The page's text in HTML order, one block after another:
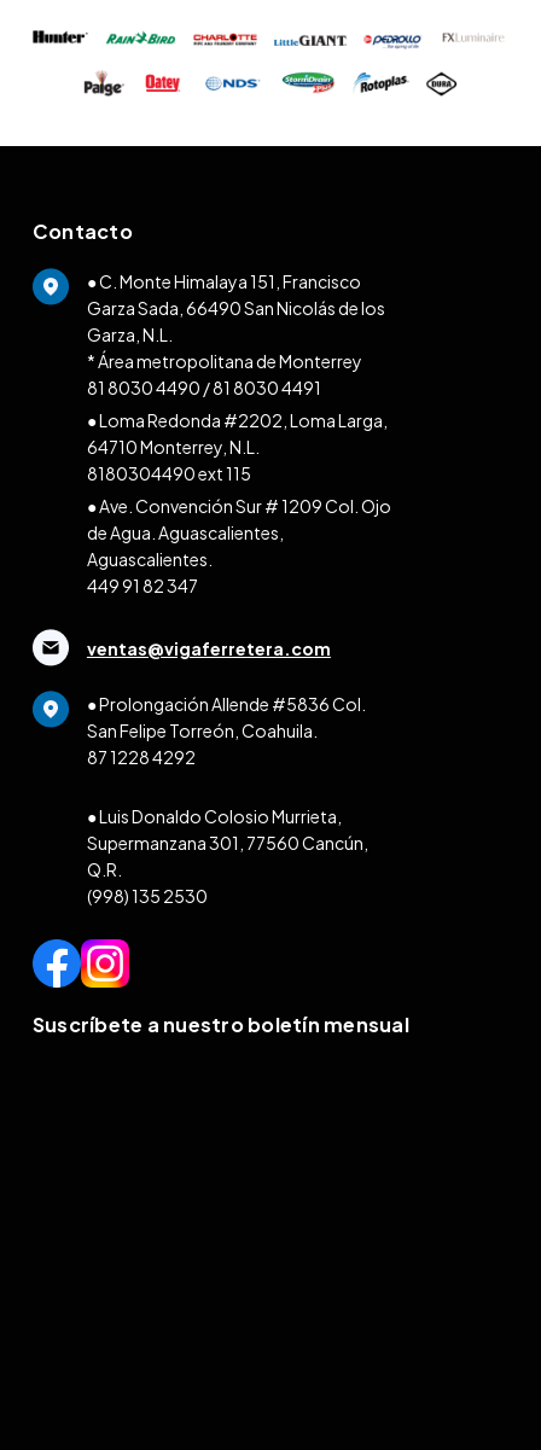
Contacto
● C. Monte Himalaya 151, Francisco
Garza Sada, 66490 San Nicolás de los
Garza, N.L.
* Área metropolitana de Monterrey
81 8030 4490 /81 8030 4491
● Loma Redonda #2202, Loma Larga,
64710 Monterrey, N.L.
8180304490 ext 115
● Ave. Convención Sur # 1209 Col. Ojo
de Agua. Aguascalientes,
Aguascalientes.
449 91 82 347
ventas@vigaferretera.com
● Prolongación Allende #5836 Col.
San Felipe Torreón, Coahuila.
87 1228 4292
● Luis Donaldo Colosio Murrieta,
Supermanzana 301, 77560 Cancún,
Q.R.
(998) 135 2530
Suscríbete a nuestro boletín mensual